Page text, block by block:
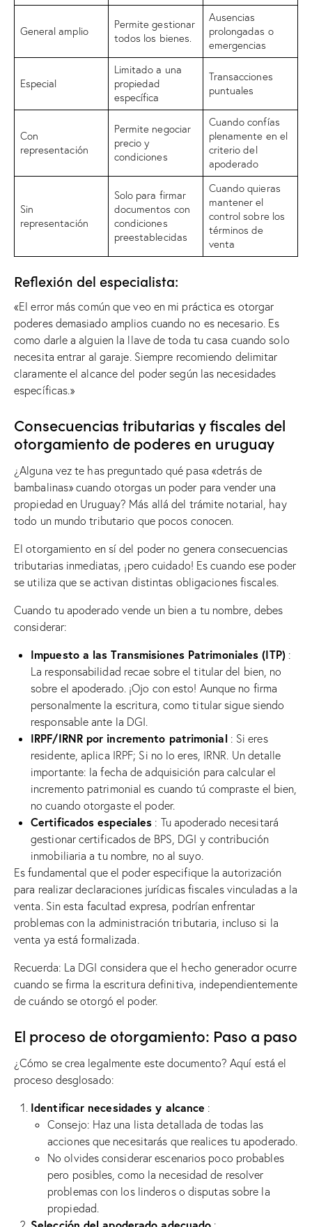
General amplio
Permite gestionar
todos los bienes.
Ausencias
prolongadas o
emergencias
Especial
Limitado a una
propiedad
específica
Transacciones
puntuales
Con
representación
Permite negociar
precio y
condiciones
Cuando confías
plenamente en el
criterio del
apoderado
Sin
representación
Solo para firmar
documentos con
condiciones
preestablecidas
Cuando quieras
mantener el
control sobre los
términos de
venta
Reflexión del especialista:
«El error más común que veo en mi práctica es otorgar
poderes demasiado amplios cuando no es necesario. Es
como darle a alguien la llave de toda tu casa cuando solo
necesita entrar al garaje. Siempre recomiendo delimitar
claramente el alcance del poder según las necesidades
específicas.»
Consecuencias tributarias y fiscales del
otorgamiento de poderes en uruguay
¿Alguna vez te has preguntado qué pasa «detrás de
bambalinas» cuando otorgas un poder para vender una
propiedad en Uruguay? Más allá del trámite notarial, hay
todo un mundo tributario que pocos conocen.
El otorgamiento en sí del poder no genera consecuencias
tributarias inmediatas, ¡pero cuidado! Es cuando ese poder
se utiliza que se activan distintas obligaciones fiscales.
Cuando tu apoderado vende un bien a tu nombre, debes
considerar:
Impuesto a las Transmisiones Patrimoniales (ITP):
La responsabilidad recae sobre el titular del bien, no
sobre el apoderado. ¡Ojo con esto! Aunque no firma
personalmente la escritura, como titular sigue siendo
responsable ante la DGI.
IRPF/IRNR por incremento patrimonial : Si eres
residente, aplica IRPF; Si no lo eres, IRNR. Un detalle
importante: la fecha de adquisición para calcular el
incremento patrimonial es cuando tú compraste el bien,
no cuando otorgaste el poder.
Certificados especiales : Tu apoderado necesitará
gestionar certificados de BPS, DGI y contribución
inmobiliaria a tu nombre, no al suyo.
Es fundamental que el poder especifique la autorización
para realizar declaraciones jurídicas fiscales vinculadas a la
venta. Sin esta facultad expresa, podrían enfrentar
problemas con la administración tributaria, incluso si la
venta ya está formalizada.
Recuerda: La DGI considera que el hecho generador ocurre
cuando se firma la escritura definitiva, independientemente
de cuándo se otorgó el poder.
El proceso de otorgamiento: Paso a paso
¿Cómo se crea legalmente este documento? Aquí está el
proceso desglosado:
Identificar necesidades y alcance :
Consejo: Haz una lista detallada de todas las
acciones que necesitarás que realices tu apoderado.
No olvides considerar escenarios poco probables
pero posibles, como la necesidad de resolver
problemas con los linderos o disputas sobre la
propiedad.